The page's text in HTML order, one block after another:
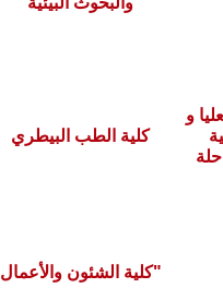
كلية الطب البيطري
و
"كلية الشئون والأعمال